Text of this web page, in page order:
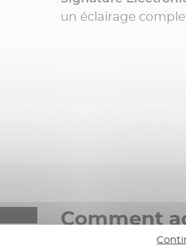
un éclairage
Comment
vos